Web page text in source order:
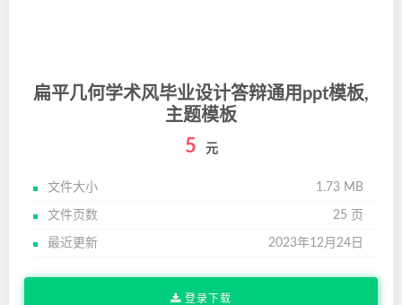
扁平几何学术风毕业设计答辩通用ppt模板,
主题模板
5 元
文件大小 1.73 MB
文件页数 25 页
最近更新 2023年12月24日
登录下载